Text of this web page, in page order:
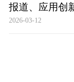
报道、应用创
2026-03-12